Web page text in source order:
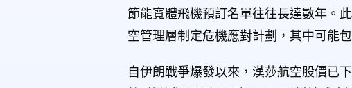
節能寬體飛機預訂名單往往長達數年。
空管理層制定危機應對計劃，其中可能
自伊朗戰爭爆發以來，漢莎航空股價已